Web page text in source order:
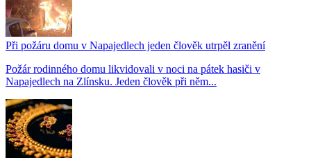
Při požáru domu v Napajedlech jeden člověk utrpěl zranění
Požár rodinného domu likvidovali v noci na pátek hasiči v
Napajedlech na Zlínsku. Jeden člověk při něm...